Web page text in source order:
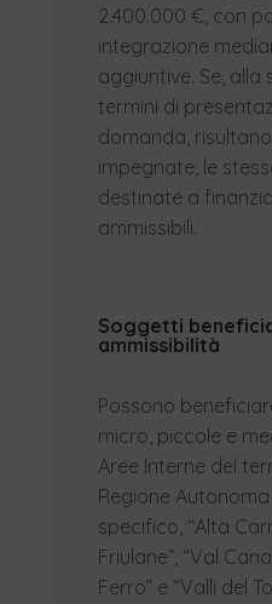
2.400.000 €, con
integrazione
aggiuntive. Se, alla
termini di
domanda,
impegnate, le
destinate a
ammissibili.
Soggetti
ammissibilità
Possono
micro, piccole e
Aree Interne del
Regione Autonoma
specifico, “Alta
Friulane”, “Val
Ferro” e “Valli del